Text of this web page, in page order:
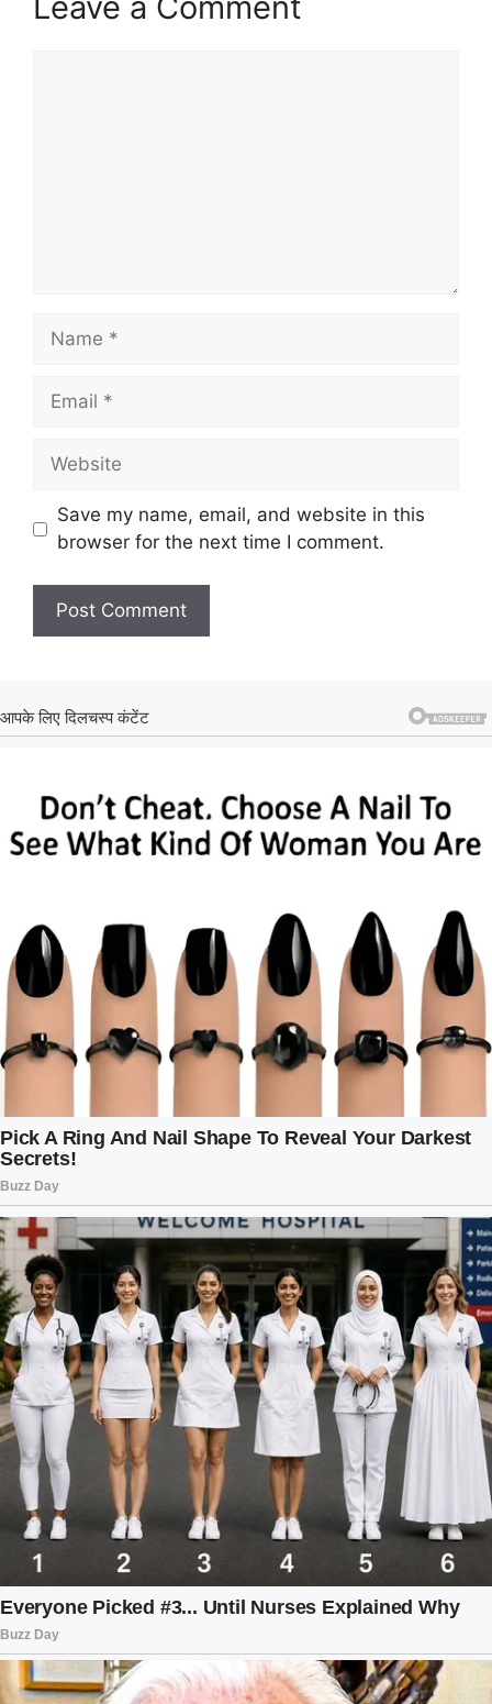
Name
Email
Website
Save my name, email, and website in this
browser for the next time I comment.